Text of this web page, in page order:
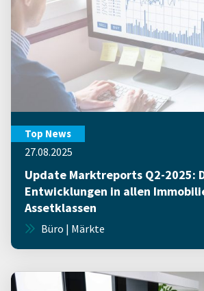
Top News
27.08.2025
Update Marktreports Q2-2025:
Entwicklungen in allen
Assetklassen
Büro | Märkte